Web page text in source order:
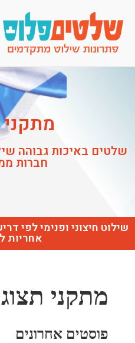
שלטים באיכות גבוהה
חברות
שילוט חיצוני ופנימי לפי
אחריות
מתקני
פוסטים אחרונים